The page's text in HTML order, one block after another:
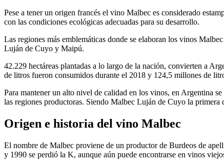
Pese a tener un origen francés el vino Malbec es considerado
con las condiciones ecológicas adecuadas para su desarrollo.
Las regiones más emblemáticas donde se elaboran los vinos Malbec
Luján de Cuyo y Maipú.
42.229 hectáreas plantadas a lo largo de la nación, convierten a
de litros fueron consumidos durante el 2018 y 124,5 millones de
Para mantener un alto nivel de calidad en los vinos, en Argentina
las regiones productoras. Siendo Malbec Luján de Cuyo la primera
Origen e historia del vino Malbec
El nombre de Malbec proviene de un productor de Burdeos de
y 1990 se perdió la K, aunque aún puede encontrarse en vinos